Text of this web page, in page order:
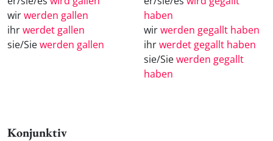
wirwerden gallen
ihrwerdet gallen
sie/Siewerden gallen
haben
wirwerden gegallt haben
ihrwerdet gegallt haben
sie/Siewerden gegallt
haben
Konjunktiv